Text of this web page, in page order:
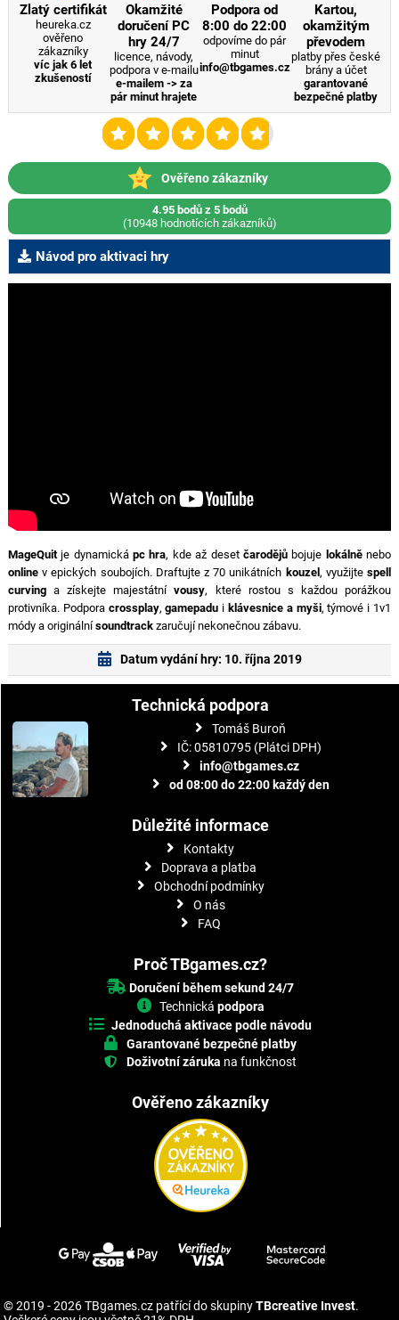
Zlatý certifikát
heureka.cz
ověřeno
zákazníky
víc jak 6 let
zkušeností
Okamžité
doručení PC
hry 24/7
licence, návody,
podpora v e-mailu
e-mailem -> za
pár minut hrajete
Podpora od
8:00 do 22:00
odpovíme do pár
minut
info@tbgames.cz
Kartou,
okamžitým
převodem
platby přes české
brány a účet
garantované
bezpečné platby
Ověřeno zákazníky
4.95 bodů z 5 bodů
(10948 hodnotících zákazníků)
Návod pro aktivaci hry
MageQuitje dynamickápc hra, kde až deset čarodějůbojuje lokálněnebo
onlinev epických soubojích. Draftujte z 70 unikátních kouzel, využijtespell
curvinga získejte majestátnívousy, které rostou s každou porážkou
protivníka. Podpora crossplay,gamepadu iklávesnice a myši, týmové i 1v1
módy a originálnísoundtrackzaručují nekonečnou zábavu.
Datum vydání hry: 10. října 2019
Technická podpora
Tomáš Buroň
IČ: 05810795 (Plátci DPH)
info@tbgames.cz
od 08:00 do 22:00 každý den
Důležité informace
Kontakty
Doprava a platba
Obchodní podmínky
O nás
FAQ
Proč TBgames.cz?
Doručení během sekund 24/7
Technická podpora
Jednoduchá aktivace podle návodu
Garantované bezpečné platby
Doživotní záruka na funkčnost
Ověřeno zákazníky
© 2019 - 2026 TBgames.cz patřící do skupinyTBcreative Invest.